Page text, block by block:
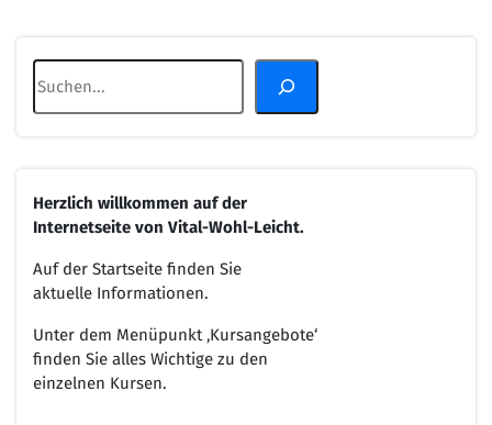
Suchen
Herzlich willkommen auf der
Internetseite von Vital-Wohl-Leicht.
Auf der Startseite finden Sie
aktuelle Informationen.
Unter dem Menüpunkt ‚Kursangebote‘
finden Sie alles Wichtige zu den
einzelnen Kursen.